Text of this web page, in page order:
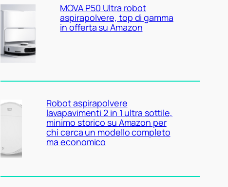
MOVA P50 Ultra robot
aspirapolvere, top di gamma
in offerta su Amazon
Robot aspirapolvere
lavapavimenti 2 in 1 ultra sottile,
minimo storico su Amazon per
chi cerca un modello completo
ma economico